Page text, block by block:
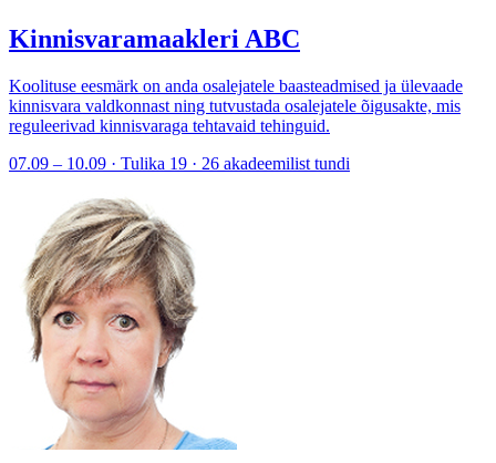
Kinnisvaramaakleri ABC
Koolituse eesmärk on anda osalejatele baasteadmised ja ülevaade
kinnisvara valdkonnast ning tutvustada osalejatele õigusakte, mis
reguleerivad kinnisvaraga tehtavaid tehinguid.
07.09 – 10.09 · Tulika 19 · 26 akadeemilist tundi